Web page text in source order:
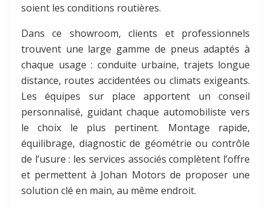
soient les conditions routières.
Dans ce showroom, clients et professionnels
trouvent une large gamme de pneus adaptés à
chaque usage : conduite urbaine, trajets longue
distance, routes accidentées ou climats exigeants.
Les équipes sur place apportent un conseil
personnalisé, guidant chaque automobiliste vers
le choix le plus pertinent. Montage rapide,
équilibrage, diagnostic de géométrie ou contrôle
de l’usure : les services associés complètent l’offre
et permettent à Johan Motors de proposer une
solution clé en main, au même endroit.